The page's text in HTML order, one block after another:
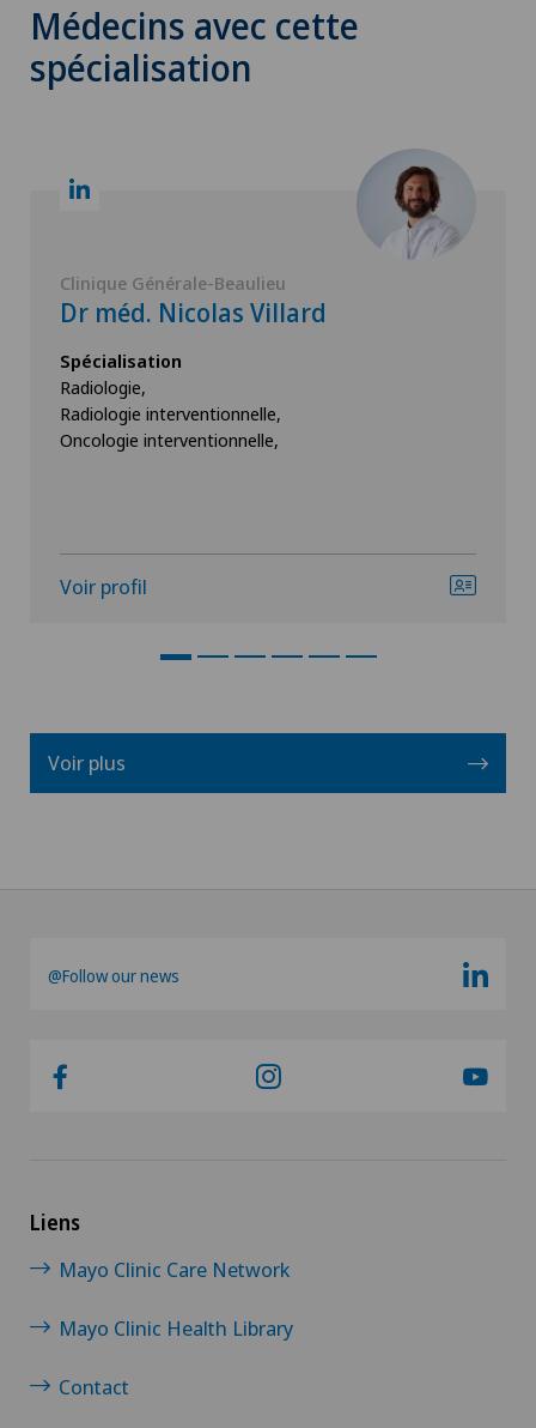
Médecins avec cette
spécialisation
Clinique Générale-Beaulieu
Dr méd. Nicolas Villard
Spécialisation
Radiologie,
Radiologie interventionnelle,
Oncologie interventionnelle,
Voir profil
Voir plus
@Follow our news
Liens
Mayo Clinic Care Network
Mayo Clinic Health Library
Contact